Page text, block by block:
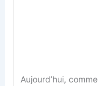
Aujourd’hui,